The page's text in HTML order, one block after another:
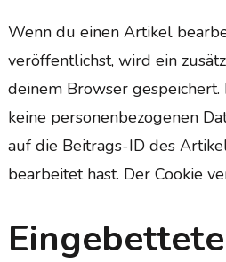
Wenn du einen Artikel
veröffentlichst, wird ein
deinem Browser gespeichert.
keine personenbezogenen
auf die Beitrags-ID des
bearbeitet hast. Der Cookie